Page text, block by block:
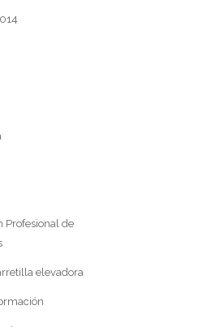
Profesional de
elevadora